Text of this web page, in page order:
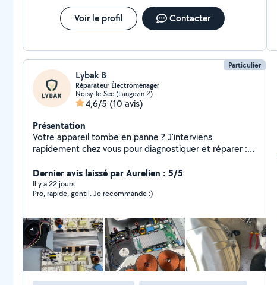
Voir le profil Contacter
Particulier
Lybak B
Réparateur Électroménager
Noisy-le-Sec (Langevin 2)
4,6/5 (10 avis)
Présentation
Votre appareil tombe en panne ? J'interviens
rapidement chez vous pour diagnostiquer et réparer :
lave-vaisselle et plus encore. Formé au diagnostic et à
la réparation dans le cadre d'un programme certifié,
j'identifie la panne avec précision et interviens dans les
résistances, joints, pompes Tarifs : Déplacement +
diagnostic : 30 ( gratuit si panne non trouver ) Pièces
détachées : au coût réel, sans marge cachée Zone
d'intervention : Toute l'Île-de-France Intervention
rapide Tarif honnête Devis transparent Nouveau sur la
plateforme Je propose ces tarifs préférentiels pour
Dernier avis laissé par Aurelien : 5/5
Il y a 22 jours
Pro, rapide, gentil. Je recommande :)